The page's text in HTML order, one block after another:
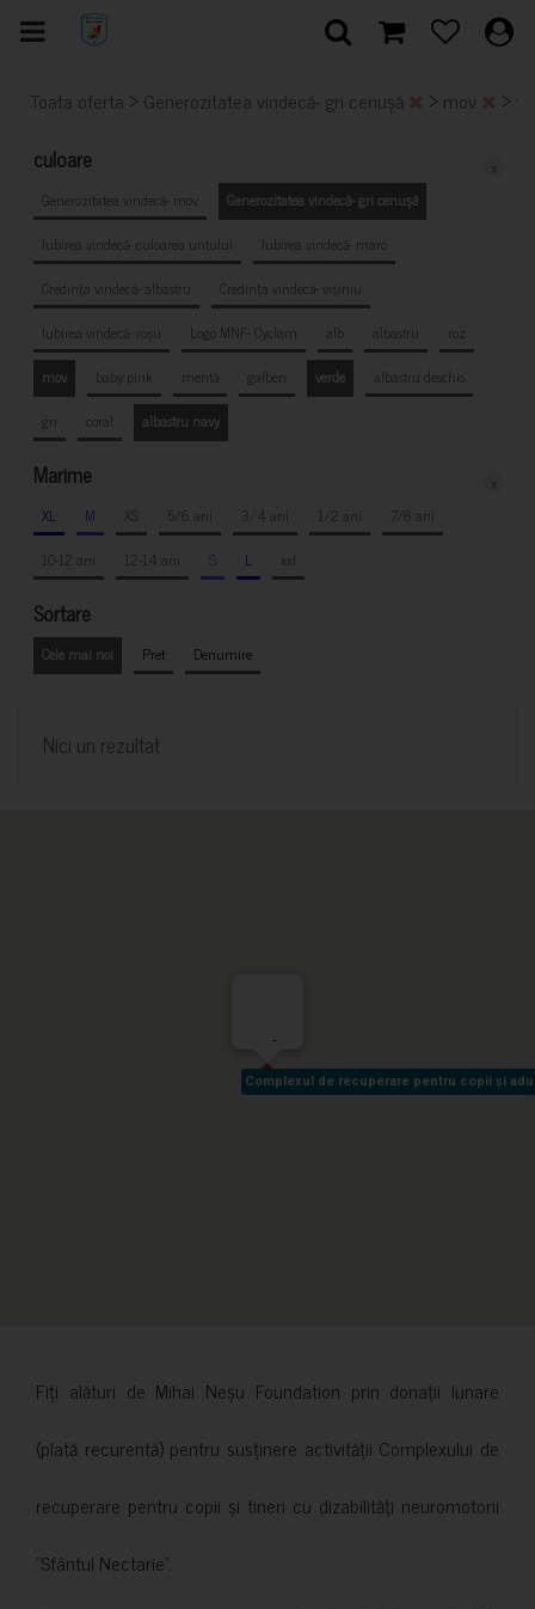
Toata oferta > Generozitatea vindecă- gri cenușă > mov >
culoare
Generozitatea vindecă- mov
Generozitatea vindecă- gri cenușă
Iubirea vindecă- culoarea untului
Iubirea vindecă- maro
Credința vindecă- albastru
Credința vindecă- vișiniu
Iubirea vindecă- roșu
Logo MNF- Cyclam alb albastru
roz
mov
baby pink mentă galben verde
albastru deschis
gri
coral albastru navy
Marime
XL M XS 5/6 ani 3/4 ani 1/2 ani
7/8 ani
10-12 ani
12-14 ani S L xxl
Sortare
Cele mai noi Pret Denumire
Nici un rezultat
Complexul de recuperare pentru copii și
Complexul de recuperare pentru copii și
-
Fiți alături de Mihai Neșu Foundation prin donații lunare
(plată recurentă) pentru susținere activității Complexului de
recuperare pentru copii și tineri cu dizabilități neuromotorii
”Sfântul Nectarie”.